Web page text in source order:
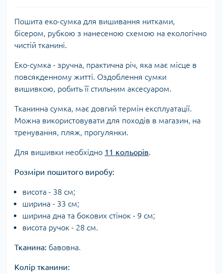
Пошита еко-сумка для вишивання нитками,
бісером, рубкою з нанесеною схемою на екологічно
чистій тканині.
Еко-сумка - зручна, практична річ, яка має місце в
повсякденному житті. Оздоблення сумки
вишивкою, робить її стильним аксесуаром.
Тканинна сумка, має довгий термін експлуатації.
Можна використовувати для походів в магазин, на
тренування, пляж, прогулянки.
Для вишивки необхідно 11 кольорів.
Розміри пошитого виробу:
висота - 38 см;
ширина - 33 см;
ширина дна та бокових стінок - 9 см;
висота ручок - 28 см.
Тканина: бавовна.
Колір тканини: